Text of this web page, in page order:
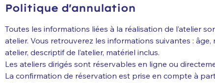
Politique d'annulation
Toutes les informations liées à la réalisation de l’atelier
atelier. Vous retrouverez les informations suivantes :
atelier, descriptif de l’atelier, matériel inclus.
Les ateliers dirigés sont réservables en ligne ou
La confirmation de réservation est prise en compte à